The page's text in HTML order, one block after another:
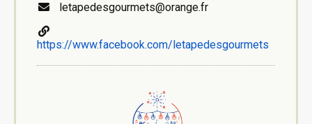
letapedesgourmets@orange.fr
https://www.facebook.com/letapedesgourmets